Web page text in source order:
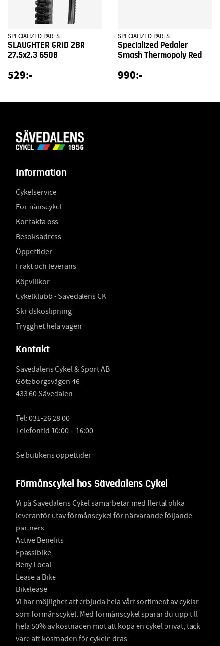
SPECIALIZED PARTS
SLAUGHTER GRID 2BR
27.5x2.3 650B
529:-
SPECIALIZED PARTS
Specialized Pedaler
Smash Thermopoly Red
990:-
Information
Cykelservice
Förmånscykel
Kontakta oss
Besöksadress
Öppettider
Frakt och leverans
Köpvillkor
Cykelklubb - Sävedalens CK
Skridskoslipning
Trygghet hela vägen
Kontakt
Sävedalens Cykel & Sport AB
Göteborgsvägen 46
433 60 Sävedalen
Tel: 031-26 28 00
Telefontid 10:00 – 16:00
Se butikens öppettider
Förmånscykel hos Sävedalens Cykel
Vi på Sävedalens Cykel samarbetar med flertal olika
leverantör utav förmånscykel för närvarande följande
partners
Active Benefits
Epassibike
Beny Local
Lease a Bike
Bikelease
Vi har möjlighet att erbjuda hela vårt sortiment av cyklar
som förmånscykel. Med förmånscykel sparar du upp till
hela 50% av kostnaden mot att köpa en cykel privat, tack
vare att kostnaden för cykeln dras